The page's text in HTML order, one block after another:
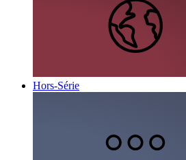
Hors-Série